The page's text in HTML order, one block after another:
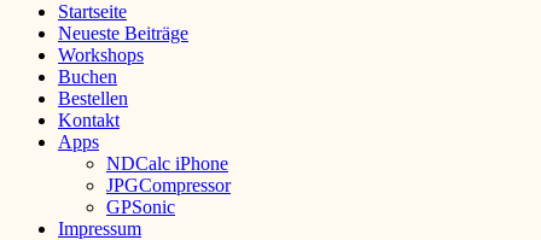
Startseite
Neueste Beiträge
Workshops
Buchen
Bestellen
Kontakt
Apps
NDCalc iPhone
JPGCompressor
GPSonic
Impressum